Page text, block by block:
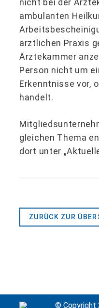
nicht bei der
ambulanten
ärztlichen Praxis
Ärztekammer
Person nicht um
Erkenntnisse vor,
handelt.
gleichen Thema
dort unter
ZURÜCK ZUR
© Copyright